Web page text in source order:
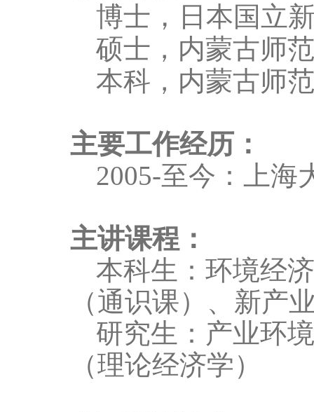
博士 ，
日本国立
硕士， 内蒙古师
本科， 内蒙古师
主要工作经历：
2005-至今：上海
主讲课程：
本科生：环境经
（通识课）、新产
研究生：产业环
（理论经济学）